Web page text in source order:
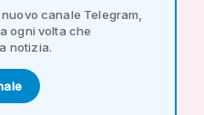
canale Telegram,
ogni volta che
notizia.